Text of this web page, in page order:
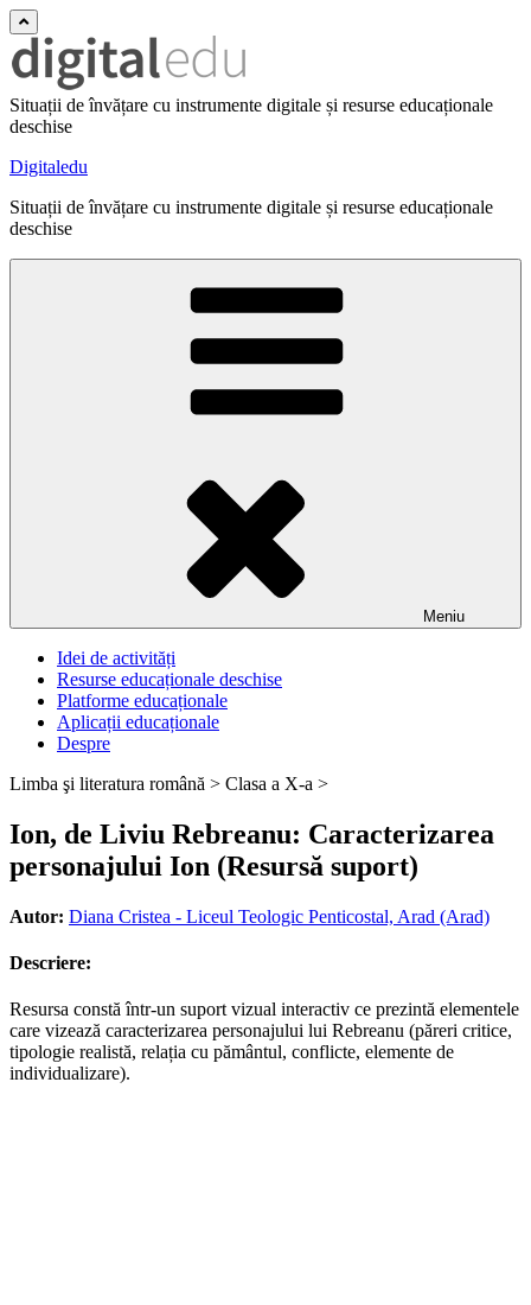
Situații de învățare cu instrumente digitale și resurse educaționale
deschise
Digitaledu
Situații de învățare cu instrumente digitale și resurse educaționale
deschise
Meniu
Idei de activități
Resurse educaționale deschise
Platforme educaționale
Aplicații educaționale
Despre
Limba şi literatura română > Clasa a X-a >
Ion, de Liviu Rebreanu: Caracterizarea
personajului Ion (Resursă suport)
Autor: Diana Cristea - Liceul Teologic Penticostal, Arad (Arad)
Descriere:
Resursa constă într-un suport vizual interactiv ce prezintă elementele
care vizează caracterizarea personajului lui Rebreanu (păreri critice,
tipologie realistă, relația cu pământul, conflicte, elemente de
individualizare).